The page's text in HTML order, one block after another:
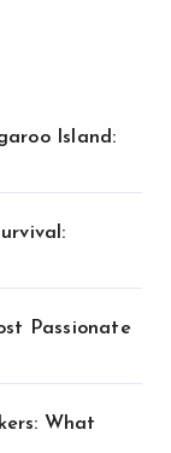
Island:
Passionate
What